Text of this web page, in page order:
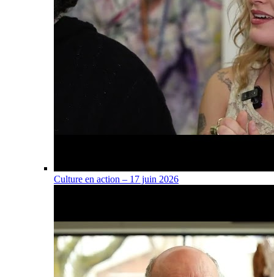
Culture en action – 17 juin 2026